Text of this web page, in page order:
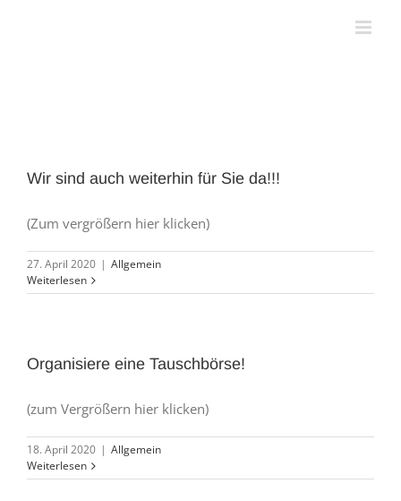
Wir sind auch weiterhin für Sie da!!!
(Zum vergrößern hier klicken)
27. April 2020 | Allgemein
Weiterlesen
Organisiere eine Tauschbörse!
(zum Vergrößern hier klicken)
18. April 2020 | Allgemein
Weiterlesen